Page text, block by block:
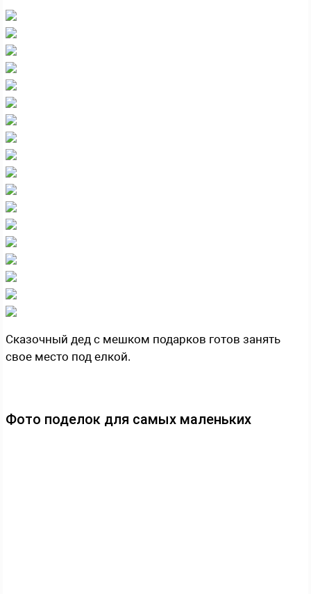
Сказочный дед с мешком подарков готов занять
свое место под елкой.
Фото поделок для самых маленьких